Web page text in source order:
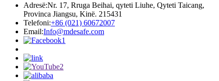
Adresë:Nr. 17, Rruga Beihai, qyteti Liuhe, Qyteti Taicang,
Provinca Jiangsu, Kinë. 215431
Telefoni:+86 (021) 60672007
Email:Info@mdesafe.com